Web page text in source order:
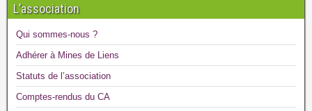
L’association
Qui sommes-nous ?
Adhérer à Mines de Liens
Statuts de l’association
Comptes-rendus du CA